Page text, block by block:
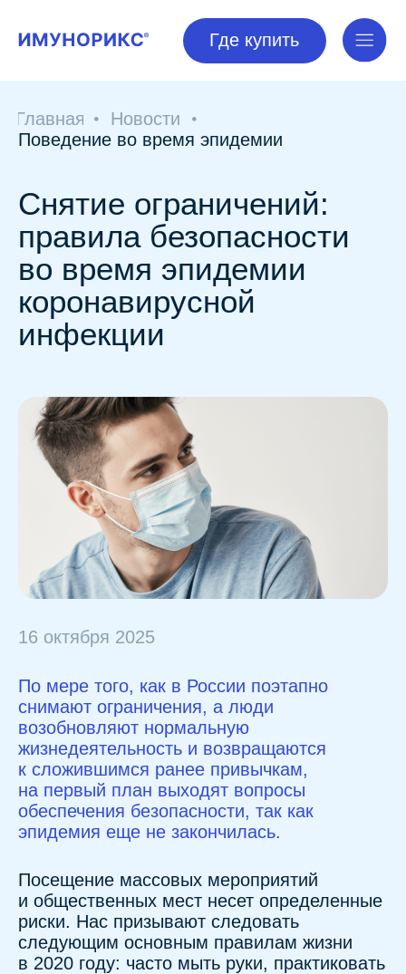
Где купить
Где купить
Поведение во время эпидемии
правила безопасности
во время эпидемии
коронавирусной
инфекции
По мере того, как в России поэтапно
снимают ограничения, а люди
возобновляют нормальную
жизнедеятельность и возвращаются
на первый план выходят вопросы
обеспечения безопасности, так как
16 октября 2025
Посещение массовых мероприятий
и общественных мест несет определенные
риски. Нас призывают следовать
следующим основным правилам жизни
в 2020 году: часто мыть руки, практиковать
социальное дистанцирование, носить
маски для лица, дезинфицировать
поверхности, а если вы больны —
оставаться дома.
Также предлагаются конкретные советы
для различных ситуаций:
если вы устраиваете пикник или какое-то другое
мероприятие, поощряйте гостей приносить
с собой еду и напитки. Если же еда подается,